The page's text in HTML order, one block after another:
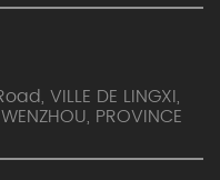
VILLE DE LINGXI,
PROVINCE